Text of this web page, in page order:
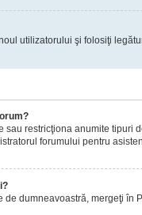
utilizatorului şi folosiţi
sau restricţiona anumite tipuri
forumului pentru
de dumneavoastră, mergeţi în